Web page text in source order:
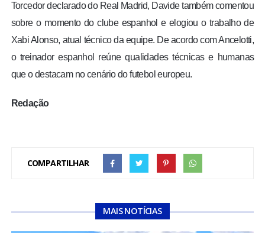
Torcedor declarado do Real Madrid, Davide também comentou
sobre o momento do clube espanhol e elogiou o trabalho de
Xabi Alonso, atual técnico da equipe. De acordo com Ancelotti,
o treinador espanhol reúne qualidades técnicas e humanas
que o destacam no cenário do futebol europeu.
Redação
COMPARTILHAR
MAIS NOTÍCIAS